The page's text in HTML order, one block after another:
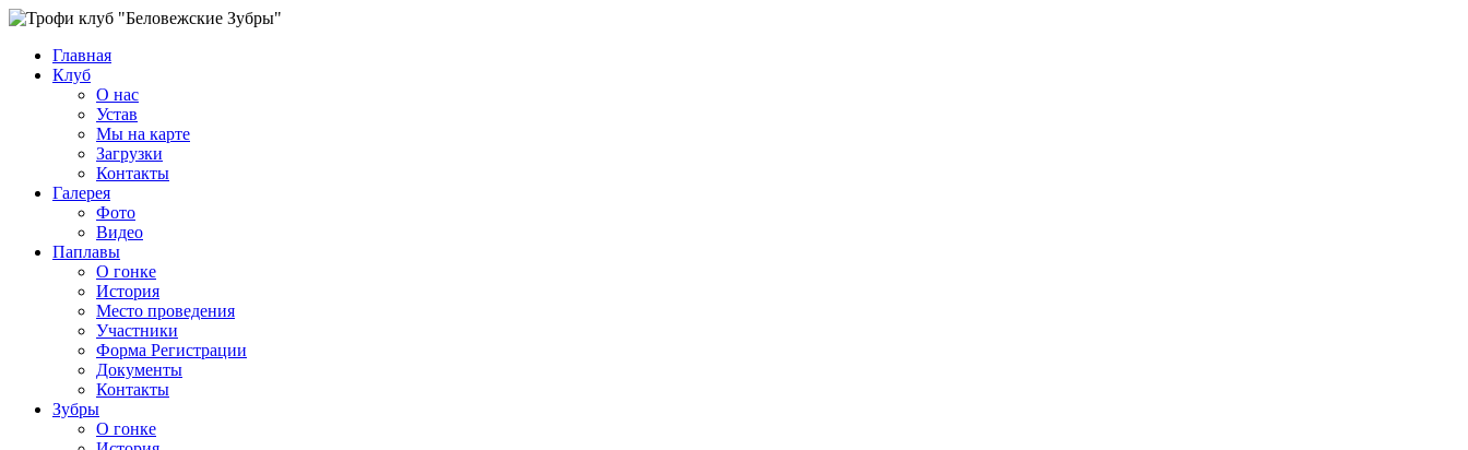
Главная
Клуб
О нас
Устав
Мы на карте
Загрузки
Контакты
Галерея
Фото
Видео
Паплавы
О гонке
История
Место проведения
Участники
Форма Регистрации
Документы
Контакты
Зубры
О гонке